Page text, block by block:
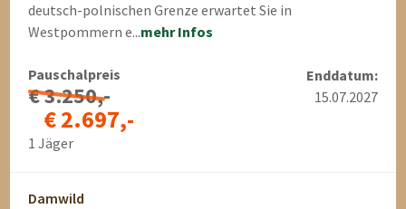
deutsch-polnischen Grenze erwartet Sie in
Westpommern e...mehr Infos
Pauschalpreis
€ 3.250,-
€ 2.697,-
1 Jäger
Enddatum:
15.07.2027
Damwild